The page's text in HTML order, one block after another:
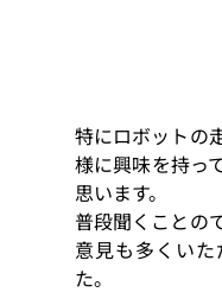
特にロボットの
様に興味を持っ
思います。
普段聞くことの
意見も多くい
た。